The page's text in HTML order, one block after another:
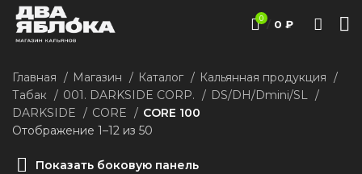
0 / 0 ₽
Главная Магазин Каталог
Кальянная продукция
Табак
001. DARKSIDE CORP.
DS/DH/Dmini/SL
DARKSIDE
CORE
CORE 100
Отображение 1–12 из 50
Показать боковую панель